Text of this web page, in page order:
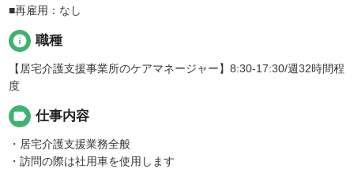
■再雇用：なし
info 職種
【居宅介護支援事業所のケアマネージャー】8:30-17:30/週32時間程
度
label 仕事内容
・居宅介護支援業務全般
・訪問の際は社用車を使用します